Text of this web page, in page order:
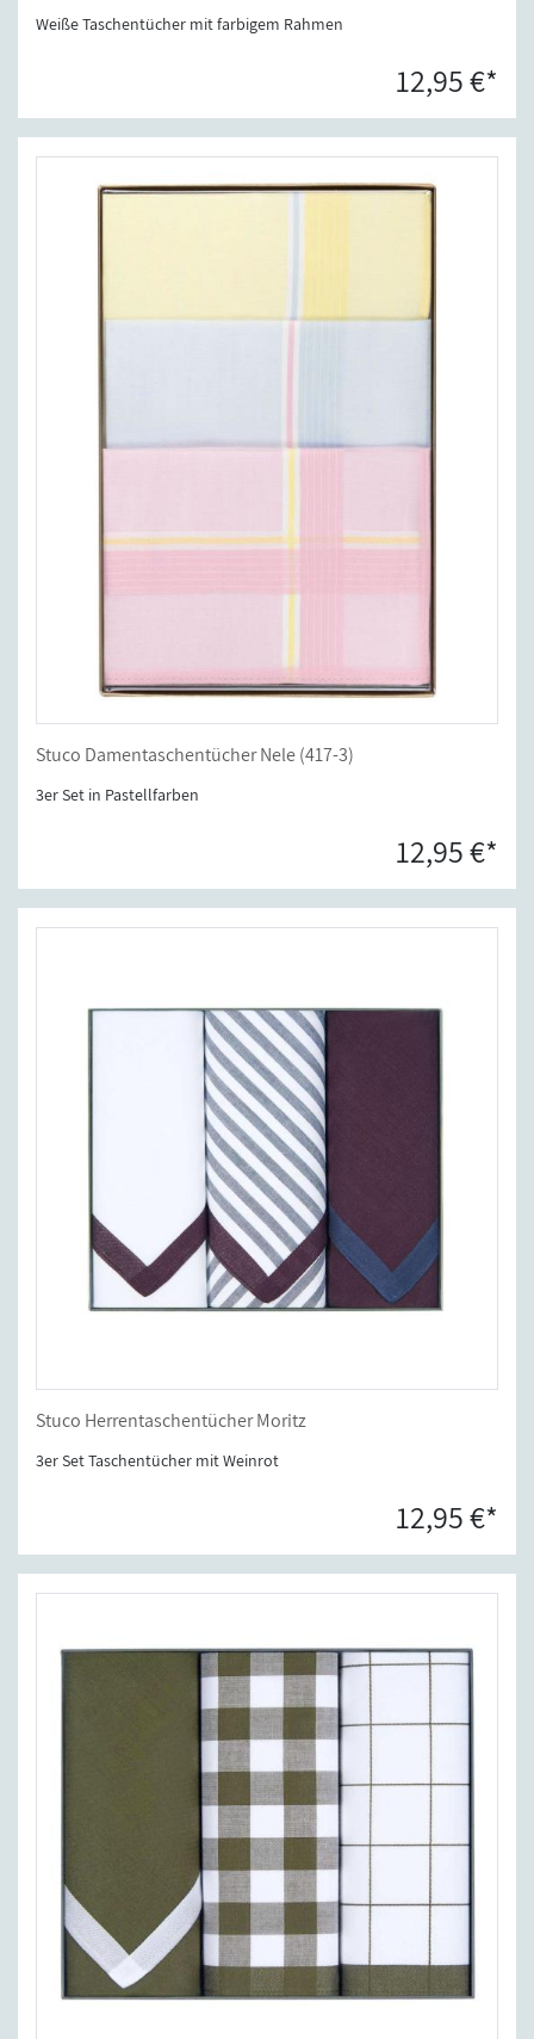
Weiße Taschentücher mit farbigem Rahmen
12,95 €*
Stuco Damentaschentücher Nele (417-3)
3er Set in Pastellfarben
12,95 €*
Stuco Herrentaschentücher Moritz
3er Set Taschentücher mit Weinrot
12,95 €*